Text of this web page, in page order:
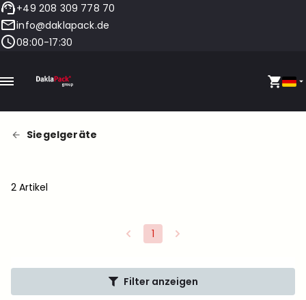
+49 208 309 778 70
info@daklapack.de
08:00-17:30
Siegelgeräte
2 Artikel
1
Filter anzeigen